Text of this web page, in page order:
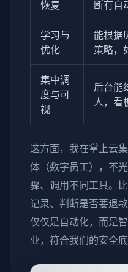
恢复
断有自
学习与
优化
能根据
策略，
集中调
度与可
视
后台能
人，看
这方面，我在掌上云
体（数字员工），不
骤、调用不同工具。
记录、判断是否要退
仅仅是自动化，而是
业，符合我们的安全底